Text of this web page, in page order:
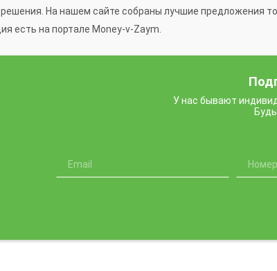
На нашем сайте собраны лучшие предложения
есть на портале Money-v-Zaym.
У нас бывают